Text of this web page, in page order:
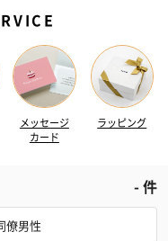
メッセージ
カード
ラッピング
-件
僚男性